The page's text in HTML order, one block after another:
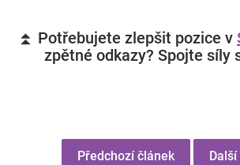
⏫ Potřebujete zlepšit pozice v
zpětné odkazy? Spojte síly
Předchozí článek